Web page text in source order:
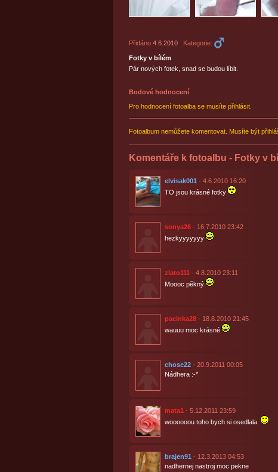
Přidáno 4.6.2010 Kategorie:
Fotky v bílém
Pár nových fotek, snad se budou líbit.
Bodové hodnocení
Pro hodnocení fotoalba se musíte přihlásit.
Fotoalbum nemůžete komentovat. Musíte být
Komentáře k fotoalbu - Fotky v
elvisak001 - 4.6.2010 16:20
TO jsou krásné fotky
sonya26- 16.7.2010 23:42
hezkyyyyyyy
zlato111 - 4.8.2010 23:11
Moooc pěkný
pacinka28- 18.8.2010 21:45
wauuu moc krásné
chose22- 20.9.2011 00:05
Nádhera :-*
mata1 - 5.12.2011 23:59
woooooou toho bych si osedlala
brajen91 - 12.3.2013 04:53
nadhernej nastroj moc pekne